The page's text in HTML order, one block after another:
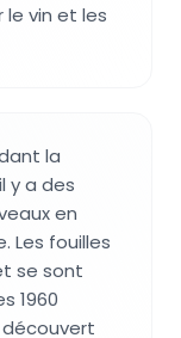
vin et les
la
y a des
en
Les fouilles
se sont
1960